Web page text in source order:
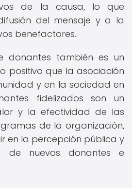
de la causa, lo que
del mensaje y a la
benefactores.
donantes también es un
positivo que la asociación
y en la sociedad en
fidelizados son un
y la efectividad de las
de la organización,
en la percepción pública y
de nuevos donantes e